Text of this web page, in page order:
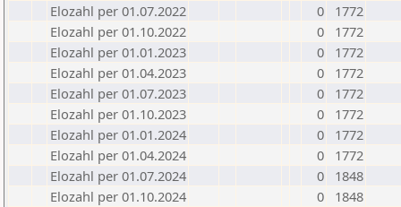
Elozahl per 01.07.2022
0
1772
Elozahl per 01.10.2022
0
1772
Elozahl per 01.01.2023
0
1772
Elozahl per 01.04.2023
0
1772
Elozahl per 01.07.2023
0
1772
Elozahl per 01.10.2023
0
1772
Elozahl per 01.01.2024
0
1772
Elozahl per 01.04.2024
0
1772
Elozahl per 01.07.2024
0
1848
Elozahl per 01.10.2024
0
1848